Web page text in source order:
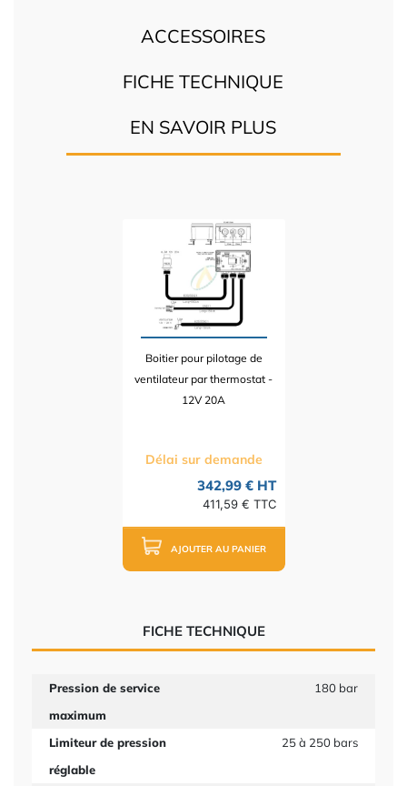
ACCESSOIRES
FICHE TECHNIQUE
EN SAVOIR PLUS
Boitier pour pilotage de
ventilateur par thermostat -
12V 20A
Délai sur demande
342,99 € HT
411,59 € TTC
AJOUTER AU PANIER
FICHE TECHNIQUE
Pression de service
maximum
180 bar
Limiteur de pression
réglable
25 à 250 bars